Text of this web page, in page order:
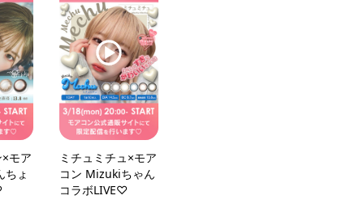
モア
ちょ
ミチュミチュ×モア
コン Mizukiちゃん
コラボLIVE♡